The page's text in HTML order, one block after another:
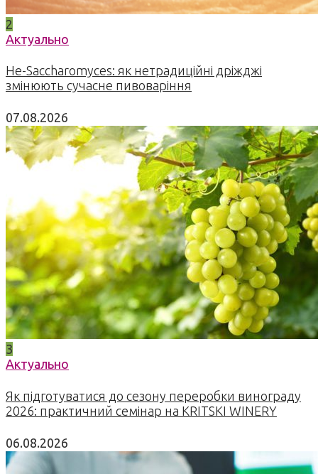
2
Актуально
Не-Saccharomyces: як нетрадиційні дріжджі
змінюють сучасне пивоваріння
07.08.2026
3
Актуально
Як підготуватися до сезону переробки винограду
2026: практичний семінар на KRITSKI WINERY
06.08.2026